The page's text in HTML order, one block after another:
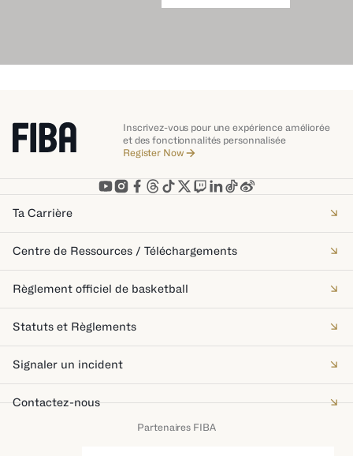
Inscrivez-vous pour une expérience améliorée
et des fonctionnalités personnalisée
Register Now
Ta Carrière
Centre de Ressources / Téléchargements
Règlement officiel de basketball
Statuts et Règlements
Signaler un incident
Contactez-nous
Partenaires FIBA